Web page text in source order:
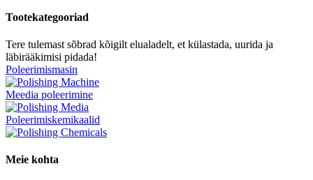
Tootekategooriad
Tere tulemast sõbrad kõigilt elualadelt, et külastada, uurida ja
läbirääkimisi pidada!
Poleerimismasin
Meedia poleerimine
Poleerimiskemikaalid
Meie kohta